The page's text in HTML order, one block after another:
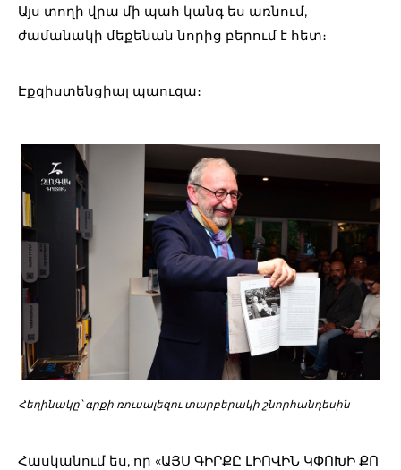
Այս տողի վրա մի պահ կանգ ես առնում,
ժամանակի մեքենան նորից բերում է հետ։
Էքզիստենցիալ պաուզա։
Հեղինակը՝ գրքի ռուսալեզու տարբերակի շնորհանդեսին
Հասկանում ես, որ «ԱՅՍ ԳԻՐՔԸ ԼԻՈՎԻՆ ԿՓՈԽԻ ՔՈ